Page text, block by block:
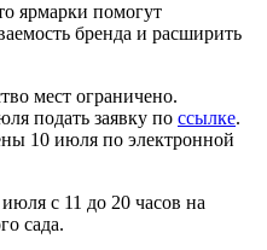
ярмарки помогут
бренда и расширить
мест ограничено.
подать заявку по ссылке.
10 июля по электронной
с 11 до 20 часов на
сада.